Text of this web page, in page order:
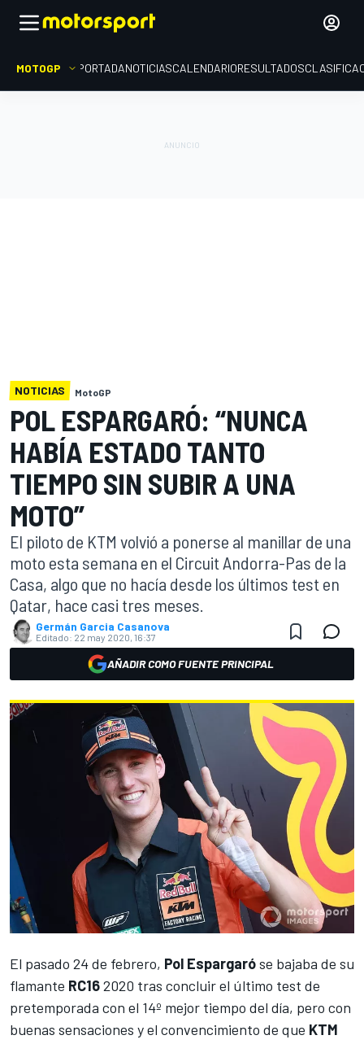
MOTOGP PORTADANOTICIASCALENDARIORESULTADOS
NOTICIAS MotoGP
POL ESPARGARÓ: “NUNCA
HABÍA ESTADO TANTO
TIEMPO SIN SUBIR A UNA
MOTO”
El piloto de KTM volvió a ponerse al manillar de una
moto esta semana en el Circuit Andorra-Pas de la
Casa, algo que no hacía desde los últimos test en
Qatar, hace casi tres meses.
Germán Garcia Casanova
Editado: 22 may 2020, 16:37
AÑADIR COMO FUENTE PRINCIPAL
El pasado 24 de febrero, Pol Espargaróse bajaba de su
flamante RC162020 tras concluirel último test de
pretemporada con el 14º mejor tiempo del día, pero con
buenas sensaciones y el convencimiento de que KTM